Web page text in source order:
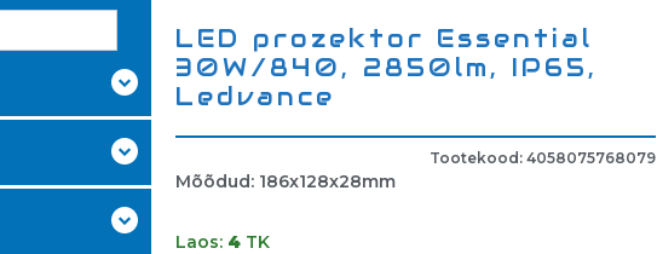
LED prozektor Essential
30W/840, 2850lm, IP65,
Ledvance
Tootekood: 4058075768079
Mõõdud: 186x128x28mm
Laos: 4 TK